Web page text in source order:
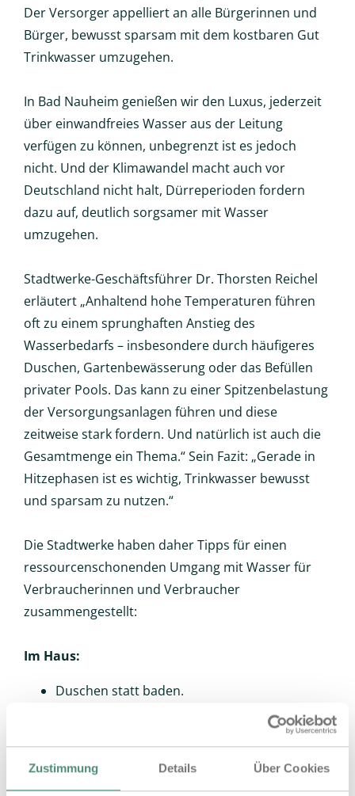
Zustimmung Details Über Cookies
Der Versorger appelliert an alle Bürgerinnen und
Bürger, bewusst sparsam mit dem kostbaren Gut
Trinkwasser umzugehen.
In Bad Nauheim genießen wir den Luxus, jederzeit
über einwandfreies Wasser aus der Leitung
verfügen zu können, unbegrenzt ist es jedoch
nicht. Und der Klimawandel macht auch vor
Deutschland nicht halt, Dürreperioden fordern
dazu auf, deutlich sorgsamer mit Wasser
umzugehen.
Stadtwerke-Geschäftsführer Dr. Thorsten Reichel
erläutert „Anhaltend hohe Temperaturen führen
oft zu einem sprunghaften Anstieg des
Wasserbedarfs – insbesondere durch häufigeres
Duschen, Gartenbewässerung oder das Befüllen
privater Pools. Das kann zu einer Spitzenbelastung
der Versorgungsanlagen führen und diese
zeitweise stark fordern. Und natürlich ist auch die
Gesamtmenge ein Thema.“ Sein Fazit: „Gerade in
Hitzephasen ist es wichtig, Trinkwasser bewusst
und sparsam zu nutzen.“
Die Stadtwerke haben daher Tipps für einen
ressourcenschonenden Umgang mit Wasser für
Verbraucherinnen und Verbraucher
zusammengestellt:
Im Haus:
Duschen statt baden.
Wasch- und Geschirrspülmaschinen
Sparsame Geräte (Wasch- und Spülmaschine)
und Armaturen (Wasserhahn und Duschkopf